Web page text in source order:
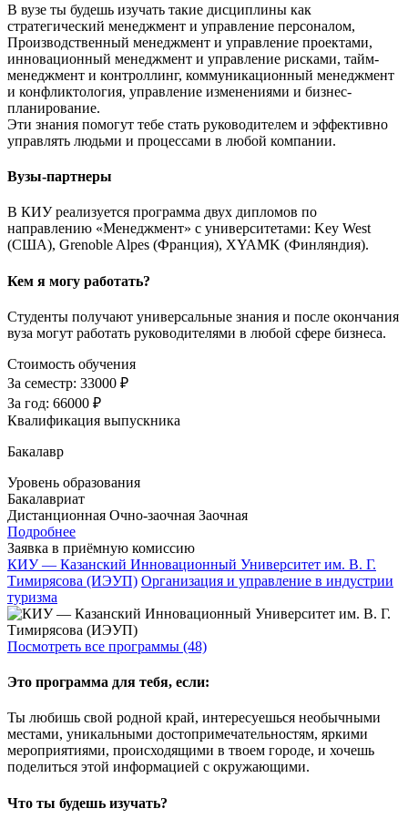
В вузе ты будешь изучать такие дисциплины как
стратегический менеджмент и управление персоналом,
Производственный менеджмент и управление проектами,
инновационный менеджмент и управление рисками, тайм-
менеджмент и контроллинг, коммуникационный менеджмент
и конфликтология, управление изменениями и бизнес-
планирование.
Эти знания помогут тебе стать руководителем и эффективно
управлять людьми и процессами в любой компании.
Вузы-партнеры
В КИУ реализуется программа двух дипломов по
направлению «Менеджмент» с университетами: Key West
(США), Grenoble Alpes (Франция), XYAMK (Финляндия).
Кем я могу работать?
Студенты получают универсальные знания и после окончания
вуза могут работать руководителями в любой сфере бизнеса.
Стоимость обучения
За семестр: 33000 ₽
За год: 66000 ₽
Квалификация выпускника
Бакалавр
Уровень образования
Бакалавриат
Дистанционная Очно-заочная Заочная
Подробнее
Заявка в приёмную комиссию
КИУ — Казанский Инновационный Университет им. В. Г.
Тимирясова (ИЭУП) Организация и управление в индустрии
туризма
Посмотреть все программы (48)
Это программа для тебя, если:
Ты любишь свой родной край, интересуешься необычными
местами, уникальными достопримечательностям, яркими
мероприятиями, происходящими в твоем городе, и хочешь
поделиться этой информацией с окружающими.
Что ты будешь изучать?